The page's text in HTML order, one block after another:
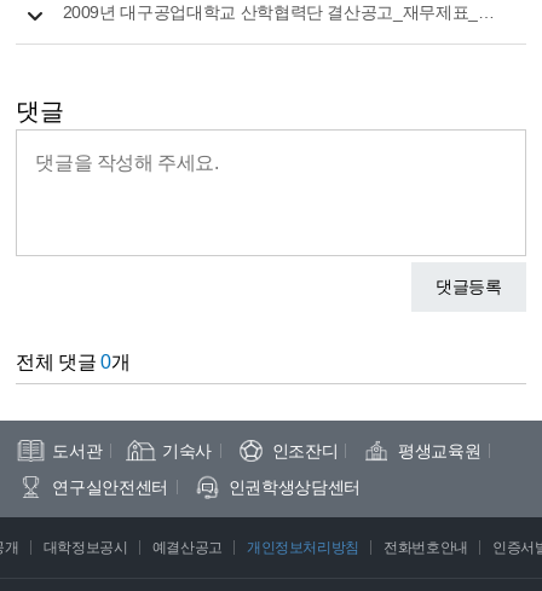
댓글
댓글등록
전체 댓글0개
도서관 기숙사 인조잔디
평생교육원
연구실안전센터
인권학생상담센터
개 대학정보공시 예결산공고 개인정보처리방침 전화번호안내 인증서